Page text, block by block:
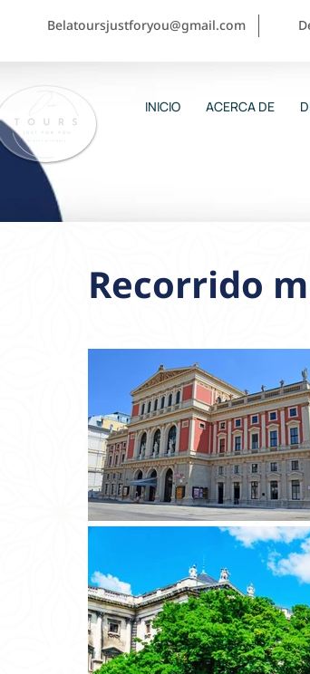
Belatoursjustforyou@gmail.com
INICIO ACERCA DE
Recorrido